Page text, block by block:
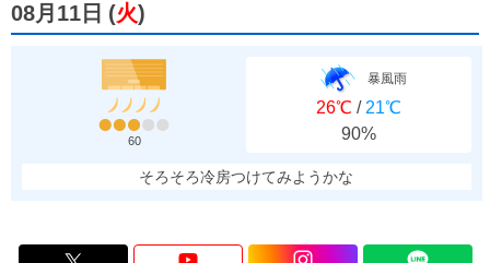
08月11日 (火)
60
暴風雨
26℃ / 21℃
90%
そろそろ冷房つけてみようかな